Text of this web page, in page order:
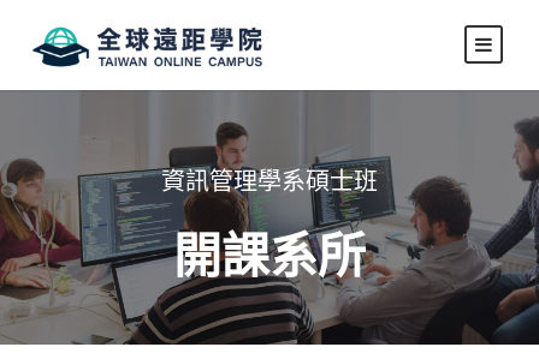
資訊管理學系碩士班
開課系所